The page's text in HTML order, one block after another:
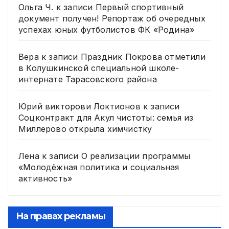
Ольга Ч. к записи Первый спортивный
документ получен! Репортаж об очередных
успехах юных футболистов ФК «Родина»
Верак записи Праздник Покрова отметили
в Колушкинской специальной школе-
интернате Тарасовского района
Юрий викторови Локтионов к записи
Соцконтракт для Акул чистоты: семья из
Миллерово открыла химчистку
Ленак записи О реализации программы
«Молодёжная политика и социальная
активность»
На правах рекламы